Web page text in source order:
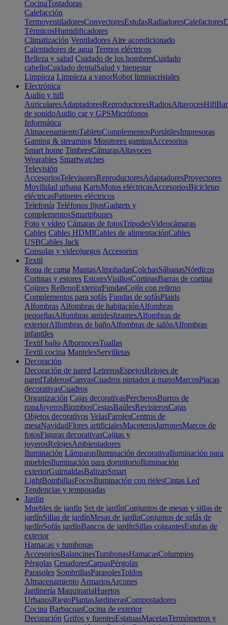
CocinaTostadoras
Calefacción
TermoventiladoresConvectoresEstufasRadiadoresCalefactores
TérmicosHumidificadores
Climatización Ventiladores Aire acondicionado
Calentadores de agua Termos eléctricos
Belleza y salud Cuidado de los hombresCuidado
cabelloCuidado dentalSalud y bienestar
Limpieza Limpieza a vaporRobot limpiacristales
Electrónica
Audio y hifi
AuricularesAdaptadoresReproductoresRadiosAltavocesHifi
de sonidoAudio car y GPSMicrófonos
Informática
AlmacenamientoTabletsComplementosPortátilesImpresoras
Gaming & streaming Monitores gamingAccesorios
Smart home TimbresCámarasAltavoces
Wearables Smartwatches
Televisión
AccesoriosTelevisoresReproductoresAdaptadoresProyectores
Movilidad urbana KartsMotos eléctricasAccesoriosBicicletas
eléctricasPatinetes eléctricos
Telefonía Teléfonos fijosGadgets y
complementosSmartphones
Foto y vídeo Cámaras de fotosTrípodesVideocámaras
Cables Cables HDMICables de alimentaciónCables
USBCables Jack
Consolas y videojuegos Accesorios
Textil
Ropa de cama MantasAlmohadasColchasSábanasNórdicos
Cortinas y estores EstoresVisillosCortinasBarras de cortina
Cojines RellenoExteriorFundasCojín con relleno
Complementos para sofás Fundas de sofásPlaids
Alfombras Alfombras de habitaciónAlfombras
pequeñasAlfombras antideslizantesAlfombras de
exteriorAlfombras de bañoAlfombras de salónAlfombras
infantiles
Textil baño AlbornocesToallas
Textil cocina MantelesServilletas
Decoración
Decoración de pared LetrerosEspejosRelojes de
paredTablerosCanvasCuadros pintados a manoMarcosPlacas
decorativasCuadros
Organización Cajas decorativasPercherosBurros de
ropaJoyerosBiombosCestasBaúlesRevisterosCajas
Objetos decorativos VelasFarolesCentros de
mesaNavidadFlores artificialesMaceterosJarronesMarcos de
fotosFiguras decorativasCajitas y
joyerosRelojesAmbientadores
Iluminación LámparasIluminación decorativaIluminación para
mueblesIluminación para dormitorioIluminación
exteriorGuirnaldasBalizasSmart
LightBombillasFocosIluminación con rielesCintas Led
Tendencias y temporadas
Jardín
Muebles de jardín Set de jardínConjuntos de mesas y sillas de
jardínSillas de jardínMesas de jardínConjuntos de sofás de
jardínSofás jardínBancos de jardínSillas colgantesEstufas de
exterior
Hamacas y tumbonas
AccesoriosBalancinesTumbonasHamacasColumpios
Pérgolas CenadoresCarpasPérgolas
Parasoles SombrillasParasolesToldos
Almacenamiento ArmariosArcones
Jardinería MaquinariaHuertos
UrbanosRiegoPlantasJardinerasCompostadores
Cocina BarbacoasCocina de exterior
Decoración Grifos y fuentesEstatuasMacetasTermómetros y